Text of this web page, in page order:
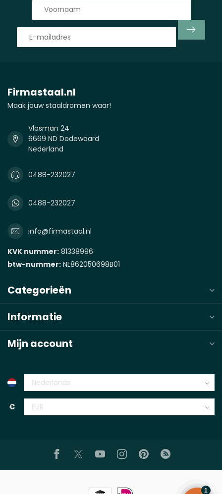
Firmastaal.nl
Maak jouw staaldromen waar!
Vlasman 24
6669 ND Dodewaard
Nederland
0488-232027
0488-232027
info@firmastaal.nl
KVK nummer: 81338996
btw-nummer: NL862050698B01
Categorieën
Informatie
Mijn account
€